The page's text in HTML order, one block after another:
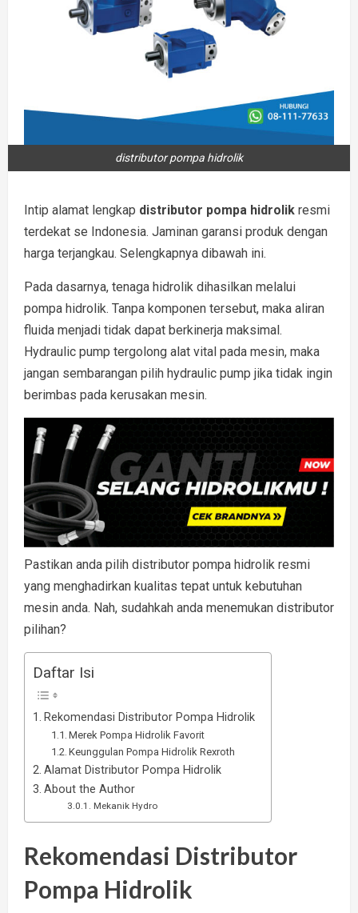
distributor pompa hidrolik
Intip alamat lengkap distributor pompa hidrolik resmi
terdekat se Indonesia. Jaminan garansi produk dengan
harga terjangkau. Selengkapnya dibawah ini.
Pada dasarnya, tenaga hidrolik dihasilkan melalui
pompa hidrolik. Tanpa komponen tersebut, maka aliran
fluida menjadi tidak dapat berkinerja maksimal.
Hydraulic pump tergolong alat vital pada mesin, maka
jangan sembarangan pilih hydraulic pump jika tidak ingin
berimbas pada kerusakan mesin.
Pastikan anda pilih distributor pompa hidrolik resmi
yang menghadirkan kualitas tepat untuk kebutuhan
mesin anda. Nah, sudahkah anda menemukan distributor
pilihan?
Daftar Isi
Rekomendasi Distributor Pompa Hidrolik
Merek Pompa Hidrolik Favorit
Keunggulan Pompa Hidrolik Rexroth
Alamat Distributor Pompa Hidrolik
About the Author
Mekanik Hydro
Rekomendasi Distributor
Pompa Hidrolik